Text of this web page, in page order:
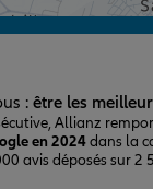
: être les
Allianz
en 2024dans la
avis déposés sur 2